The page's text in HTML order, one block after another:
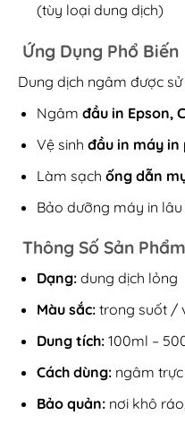
(tùy loại dung dịch)
Ứng Dụng Phổ Biến
Dung dịch ngâm được
Ngâm đầu in Epson,
Vệ sinh đầu in máy in
Làm sạch ống dẫn
Bảo dưỡng máy in
Thông Số Sản
Dạng:dung dịch lỏng
Màu sắc:trong suốt /
Dung tích:100ml –
Cách dùng:ngâm trực
Bảo quản:nơi khô